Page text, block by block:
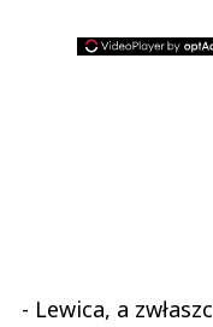
- Lewica, a